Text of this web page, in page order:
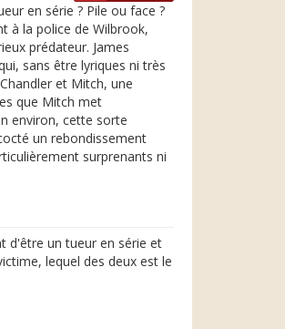
en série ? Pile ou face ?
à la police de Wilbrook,
prédateur. James
sans être lyriques ni très
et Mitch, une
que Mitch met
environ, cette sorte
un rebondissement
surprenants ni
d'être un tueur en série et
lequel des deux est le